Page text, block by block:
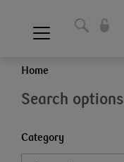
Home
Search options
Category